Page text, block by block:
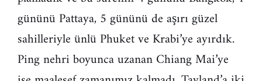
gününü Pattaya, 5 gününü de aşırı güzel
sahilleriyle ünlü Phuket ve Krabi’ye ayırdık.
Ping nehri boyunca uzanan Chiang Mai’ye